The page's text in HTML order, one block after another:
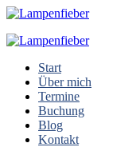
Start
Über mich
Termine
Buchung
Blog
Kontakt